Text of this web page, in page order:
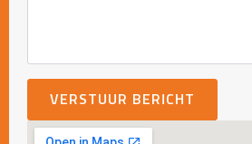
VERSTUUR BERICHT